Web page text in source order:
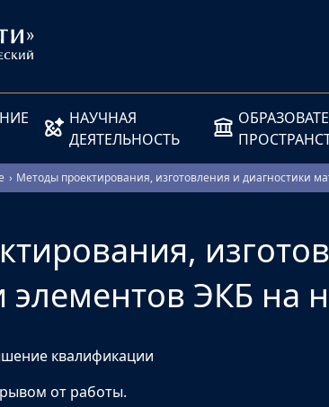
НАУЧНАЯ
ДЕЯТЕЛЬНОСТЬ
Методы проектирования, изготовления и диагностики
элементов ЭКБ на
квалификации
от работы.